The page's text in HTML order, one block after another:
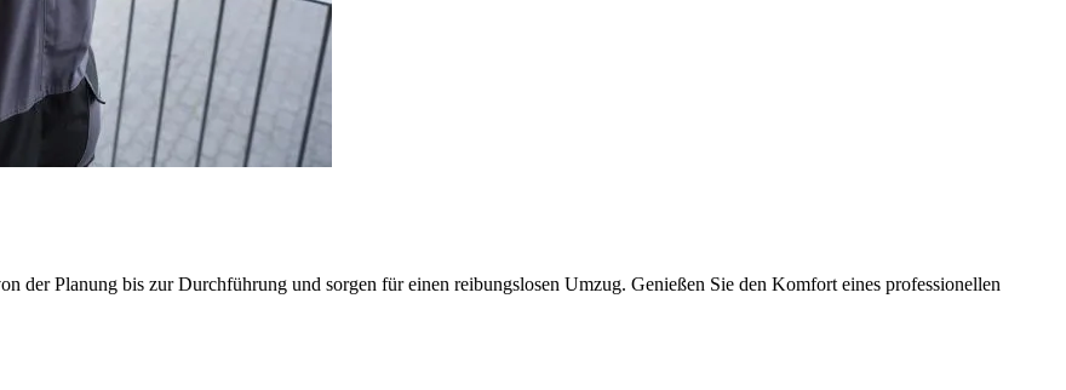
der Planung bis zur Durchführung und sorgen für einen reibungslosen Umzug. Genießen Sie den Komfort eines professionellen